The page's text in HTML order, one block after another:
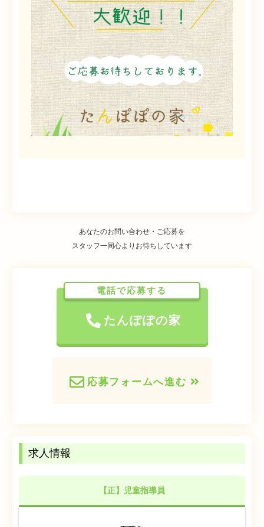
あなたのお問い合わせ・ご応募を
スタッフ一同心よりお待ちしています
電話で応募する
たんぽぽの家
応募フォームへ進む
求人情報
【正】児童指導員